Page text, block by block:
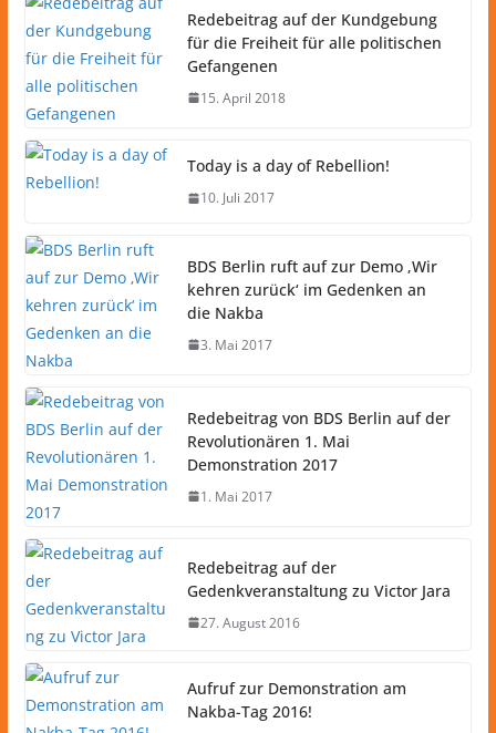
Redebeitrag auf der Kundgebung
für die Freiheit für alle politischen
Gefangenen
15. April 2018
Today is a day of Rebellion!
10. Juli 2017
BDS Berlin ruft auf zur Demo ‚Wir
kehren zurück‘ im Gedenken an
die Nakba
3. Mai 2017
Redebeitrag von BDS Berlin auf der
Revolutionären 1. Mai
Demonstration 2017
1. Mai 2017
Redebeitrag auf der
Gedenkveranstaltung zu Victor Jara
27. August 2016
Aufruf zur Demonstration am
Nakba-Tag 2016!